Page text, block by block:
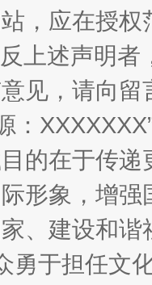
一纸欠
，应在授
上述声明
见，请向
：
的在于传
形象，增
、建设和
勇于担任文